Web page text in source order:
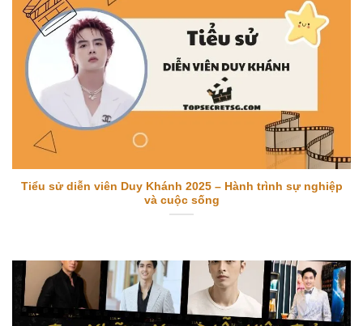
Tiểu sử diễn viên Duy Khánh 2025 – Hành trình sự nghiệp
và cuộc sống